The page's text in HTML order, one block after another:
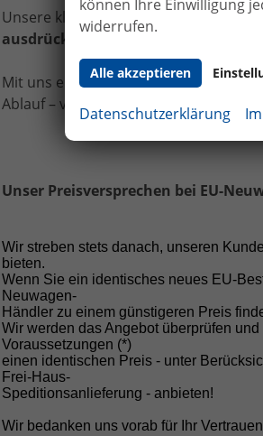
Unser
von
20
können Ihre Einwilligung
widerrufen.
Alle akzeptieren
Datenschutzerklärung
Unsere klare Haltung:
Von
ausdrücklich ab!
Mit uns entscheiden Sie sich für
Ablauf – vom ersten Gespräch bis zur
Unser Preisversprechen bei EU-
Wir streben stets danach, unseren
bieten.
Wenn Sie ein identisches neues EU-
Neuwagen-
Händler zu einem günstigeren Preis
Wir werden das Angebot überprüfen
Voraussetzungen (*)
einen identischen Preis - unter
Frei-Haus-
Speditionsanlieferung - anbieten!
Wir bedanken uns vorab für Ihr